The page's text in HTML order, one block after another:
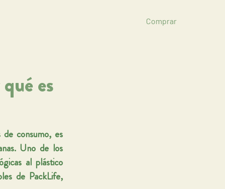
Comprar
es
consumo, es
Uno de los
al plástico
de PackLife,